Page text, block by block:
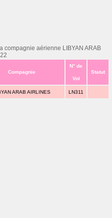
compagnie aérienne LIBYAN ARAB
Compagnie
N° de
Vol
Statut
ARAB AIRLINES LN311